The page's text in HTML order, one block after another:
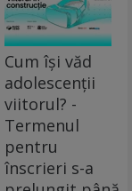
Cum își văd
adolescenții
viitorul? -
Termenul
pentru
înscrieri s-a